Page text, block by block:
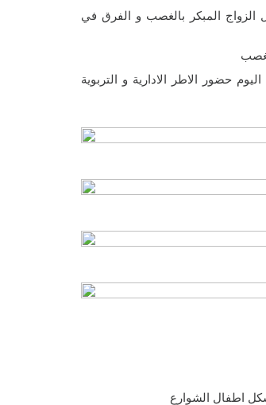
المبكر بالغصب و الفرق في
حضور الاطر الادارية و التربوية